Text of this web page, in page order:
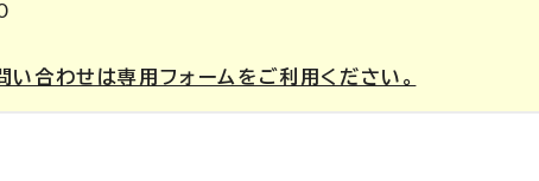
合わせは専用フォームをご利用ください。